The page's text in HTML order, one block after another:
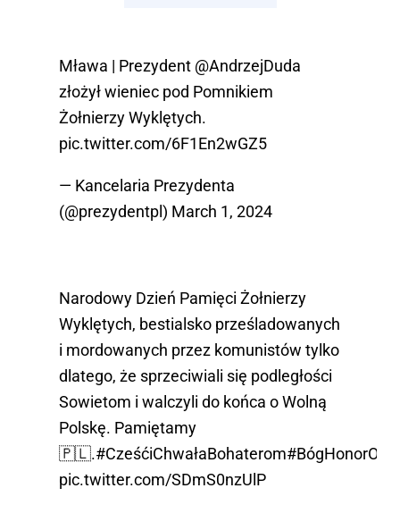
Mława | Prezydent @AndrzejDuda
złożył wieniec pod Pomnikiem
Żołnierzy Wyklętych.
pic.twitter.com/6F1En2wGZ5
— Kancelaria Prezydenta
(@prezydentpl) March 1, 2024
Narodowy Dzień Pamięci Żołnierzy
Wyklętych, bestialsko prześladowanych
i mordowanych przez komunistów tylko
dlatego, że sprzeciwiali się podległości
Sowietom i walczyli do końca o Wolną
Polskę. Pamiętamy
🇵🇱.#CześćiChwałaBohaterom
pic.twitter.com/SDmS0nzUlP